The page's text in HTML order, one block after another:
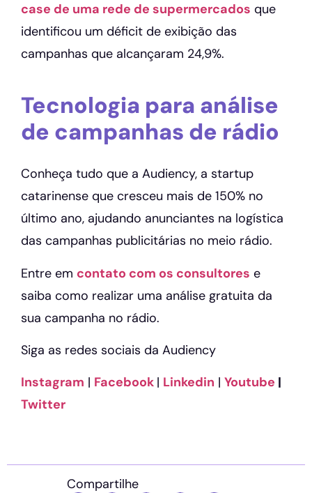
case de uma rede de supermercados que
identificou um déficit de exibição das
campanhas que alcançaram 24,9%.
Tecnologia para análise
de campanhas de rádio
Conheça tudo que a Audiency, a startup
catarinense que cresceu mais de 150% no
último ano, ajudando anunciantes na logística
das campanhas publicitárias no meio rádio.
Entre em contato com os consultores e
saiba como realizar uma análise gratuita da
sua campanha no rádio.
Siga as redes sociais da Audiency
Instagram | Facebook | Linkedin | Youtube |
Twitter
Compartilhe